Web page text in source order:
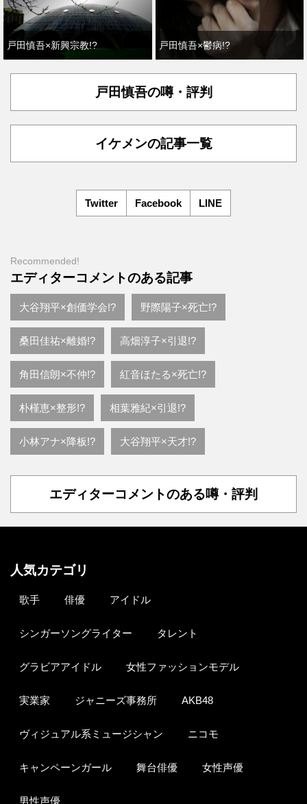
戸田慎吾×新興宗教!? 戸田慎吾×鬱病!?
戸田慎吾の噂・評判
イケメンの記事一覧
Twitter Facebook LINE
Recommended!
エディターコメントのある記事
大谷翔平×創価学会!? 野際陽子×死亡!?
桑田佳祐×離婚!? 高畑淳子×引退!?
角田信朗×不仲!? 紅音ほたる×死亡!?
朴槿恵×整形!? 相葉雅紀×引退!?
小林アナ×降板!? 大谷翔平×天才!?
エディターコメントのある噂・評判
人気カテゴリ
歌手 俳優 アイドル
シンガーソングライター タレント
グラビアアイドル 女性ファッションモデル
実業家 ジャニーズ事務所 AKB48
ヴィジュアル系ミュージシャン ニコモ
キャンペーンガール 舞台俳優 女性声優
男性声優